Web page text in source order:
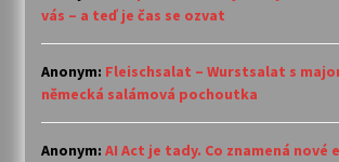
vás – a teď je čas se ozvat
Anonym: Fleischsalat – Wurstsalat s
německá salámová pochoutka
Anonym: AI Act je tady. Co znamená nové